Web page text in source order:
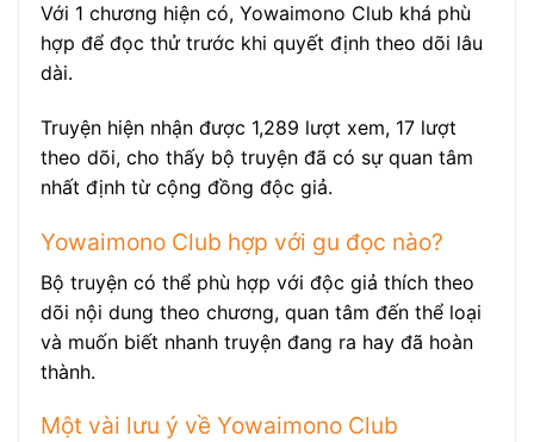
Với 1 chương hiện có, Yowaimono Club khá phù
hợp để đọc thử trước khi quyết định theo dõi lâu
dài.
Truyện hiện nhận được 1,289 lượt xem, 17 lượt
theo dõi, cho thấy bộ truyện đã có sự quan tâm
nhất định từ cộng đồng độc giả.
Yowaimono Club hợp với gu đọc nào?
Bộ truyện có thể phù hợp với độc giả thích theo
dõi nội dung theo chương, quan tâm đến thể loại
và muốn biết nhanh truyện đang ra hay đã hoàn
thành.
Một vài lưu ý về Yowaimono Club